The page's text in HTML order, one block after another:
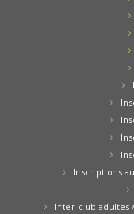
Inscriptions
Inter-club adultes